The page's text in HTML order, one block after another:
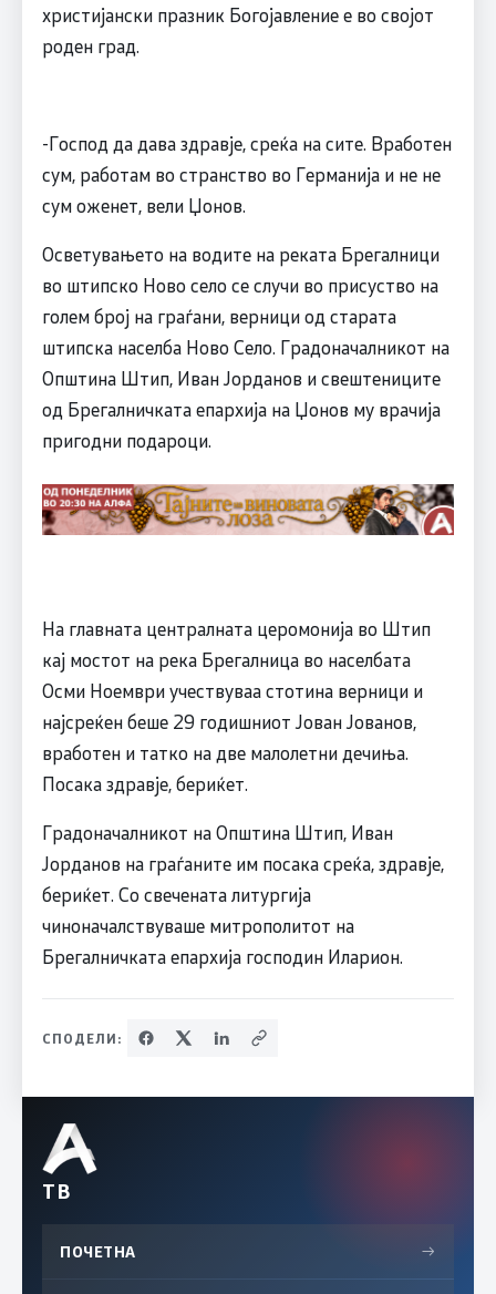
христијански празник Богојавление е во својот
роден град.
-Господ да дава здравје, среќа на сите. Вработен
сум, работам во странство во Германија и не не
сум оженет, вели Џонов.
Осветувањето на водите на реката Брегалници
во штипско Ново село се случи во присуство на
голем број на граѓани, верници од старата
штипска населба Ново Село. Градоначалникот на
Општина Штип, Иван Јорданов и свештениците
од Брегалничката епархија на Џонов му врачија
пригодни подароци.
На главната централната церомонија во Штип
кај мостот на река Брегалница во населбата
Осми Ноември учествуваа стотина верници и
најсреќен беше 29 годишниот Јован Јованов,
вработен и татко на две малолетни дечиња.
Посака здравје, бериќет.
Градоначалникот на Општина Штип, Иван
Јорданов на граѓаните им посака среќа, здравје,
бериќет. Со свечената литургија
чиноначалствуваше митрополитот на
Брегалничката епархија господин Иларион.
СПОДЕЛИ:
ТВ
ПОЧЕТНА →